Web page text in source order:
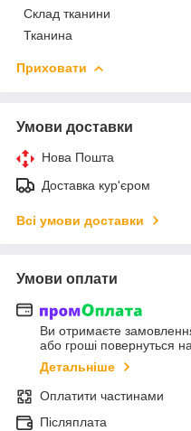
Склад тканини
Тканина
Приховати
Умови доставки
Нова Пошта
Доставка кур'єром
Всі умови доставки
Умови оплати
Ви отримаєте
або гроші повернуться
Детальніше
Оплатити частинами
Післяплата